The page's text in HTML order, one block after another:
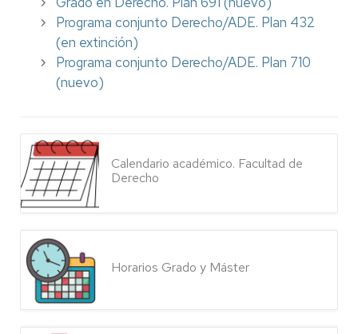
Programa conjunto Derecho/ADE. Plan 432
(en extinción)
Programa conjunto Derecho/ADE. Plan 710
(nuevo)
Calendario académico. Facultad de
Derecho
Horarios Grado y Máster